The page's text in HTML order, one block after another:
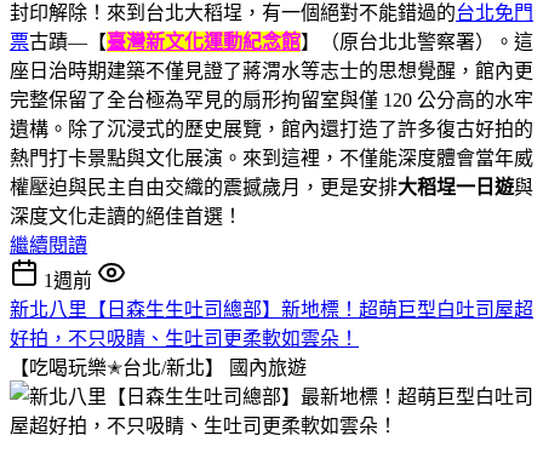
封印解除！來到台北大稻埕，有一個絕對不能錯過的台北免門
票古蹟—【臺灣新文化運動紀念館】（原台北北警察署）。這
座日治時期建築不僅見證了蔣渭水等志士的思想覺醒，館內更
完整保留了全台極為罕見的扇形拘留室與僅 120 公分高的水牢
遺構。除了沉浸式的歷史展覽，館內還打造了許多復古好拍的
熱門打卡景點與文化展演。來到這裡，不僅能深度體會當年威
權壓迫與民主自由交織的震撼歲月，更是安排大稻埕一日遊與
深度文化走讀的絕佳首選！
繼續閱讀
1週前
新北八里【日森生生吐司總部】新地標！超萌巨型白吐司屋超
好拍，不只吸睛、生吐司更柔軟如雲朵！
【吃喝玩樂✭台北/新北】
國內旅遊